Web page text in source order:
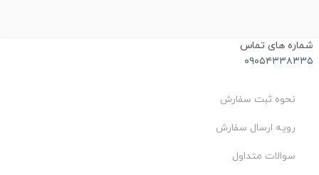
های تماس
نحوه ثبت سفارش
رویه ارسال سفارش
سوالات متداول